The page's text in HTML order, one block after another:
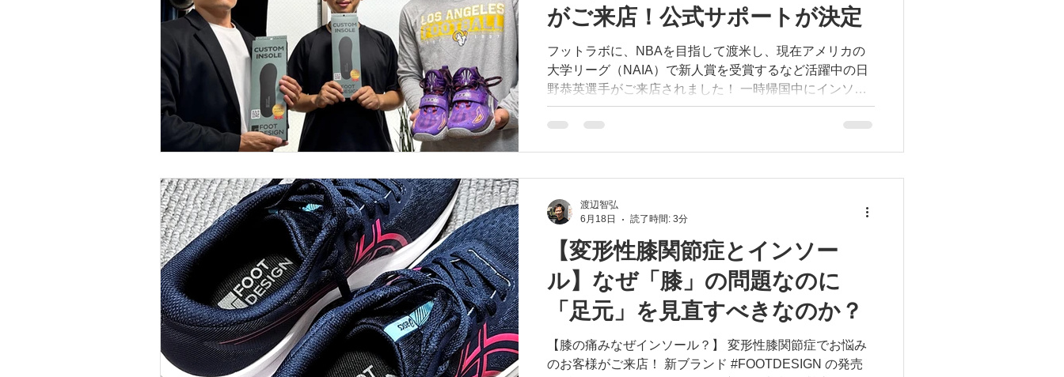
デザイン #インソール #オーダーメイドインソール #カス
サッカー #少年サッカー #怪我の予防 #パフォーマンス向
上 #動ける足をデザインする
がご来店！公式サポートが決定
フットラボに、NBAを目指して渡米し、現在アメリカの
大学リーグ（NAIA）で新人賞を受賞するなど活躍中の日
野恭英選手がご来店されました！ 一時帰国中にインソー
ルを作製させていただき、お互いの総意のもと、今後の
アメリカでの活動を全面的にサポートしていくことが決
野選手の経歴とサポートの詳細は、プロフィールリンク
のブログから！ （ブログへのURL） #フットラボ
#FOOTLAB #インソール #オーダーメイドインソール #カ
スタムインソール #バスケットボール #バスケ #3x3 #日野
恭英 #スタントン大学 #StantonUniversity #NBAへの挑戦
#アスリートサポート #動ける足をデザインする #足の悩
み #パフォーマンス向上 #横浜バスケ
【変形性膝関節症とインソー
ル】なぜ「膝」の問題なのに
「足元」を見直すべきなのか？
【膝の痛みなぜインソール？】 変形性膝関節症でお悩み
のお客様がご来店！ 新ブランド #FOOTDESIGN の発売
渡辺智弘
6月18日
読了時間: 3分